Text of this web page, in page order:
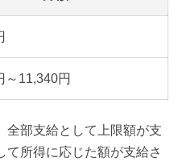
～11,340円
、全部支給として上限額が支
て所得に応じた額が支給さ